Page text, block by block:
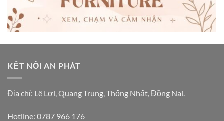
KẾT NỐI AN PHÁT
Địa chỉ: Lê Lợi, Quang Trung, Thống Nhất, Đồng Nai.
Hotline: 0787 966 176